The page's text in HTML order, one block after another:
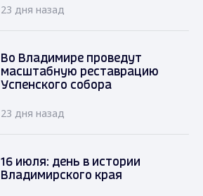
23 дня назад
Во Владимире проведут
масштабную реставрацию
Успенского собора
23 дня назад
16 июля: день в истории
Владимирского края